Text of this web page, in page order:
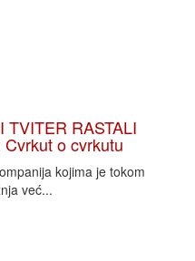
TVITER RASTALI
o cvrkutu
kojima je tokom
već...